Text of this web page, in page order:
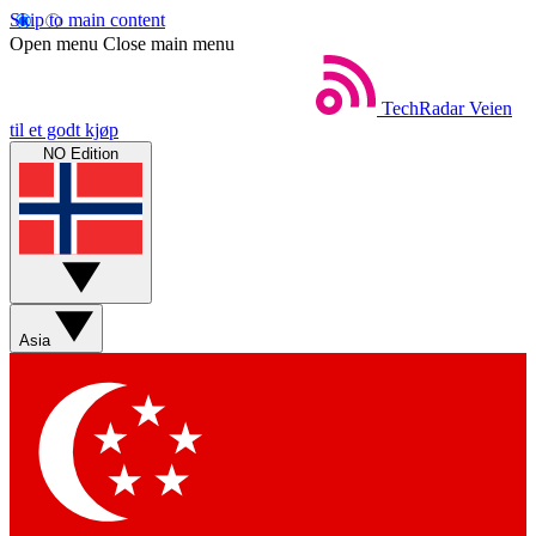
Skip to main content
Open menu Close main menu
TechRadar Veien
til et godt kjøp
NO Edition
Asia